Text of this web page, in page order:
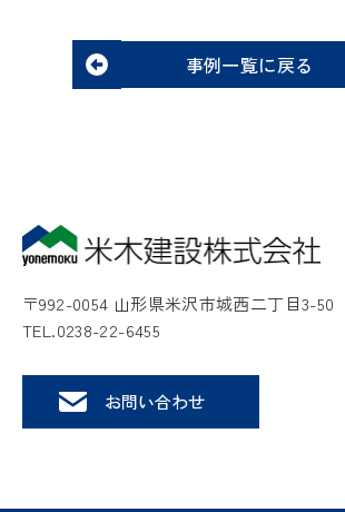
事例一覧に戻る
〒992-0054 山形県米沢市城西二丁目3-50
TEL.0238-22-6455
お問い合わせ